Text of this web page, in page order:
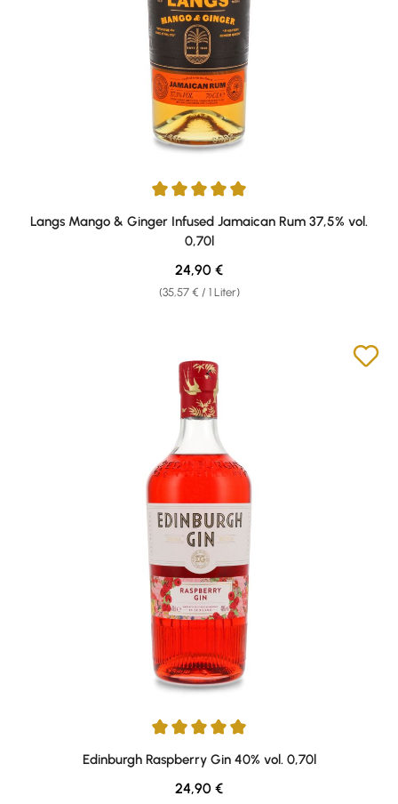
Durchschnittliche Bewertung von 5 von 5 Sternen
Langs Mango & Ginger Infused Jamaican Rum 37,5% vol.
0,70l
(35,57 € / 1 Liter)
Regulärer Preis:
24,90 €
Durchschnittliche Bewertung von 5 von 5 Sternen
Edinburgh Raspberry Gin 40% vol. 0,70l
Regulärer Preis:
24,90 €